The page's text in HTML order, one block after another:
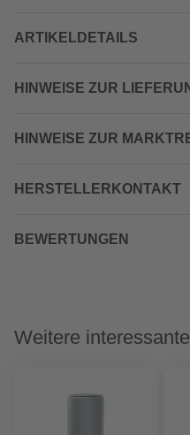
ARTIKELDETAILS
HINWEISE ZUR
HINWEISE ZUR
HERSTELLERKONTAKT
BEWERTUNGEN
Weitere